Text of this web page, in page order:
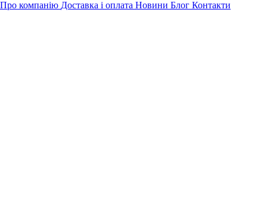
Про компанію Доставка і оплата Новини Блог Контакти